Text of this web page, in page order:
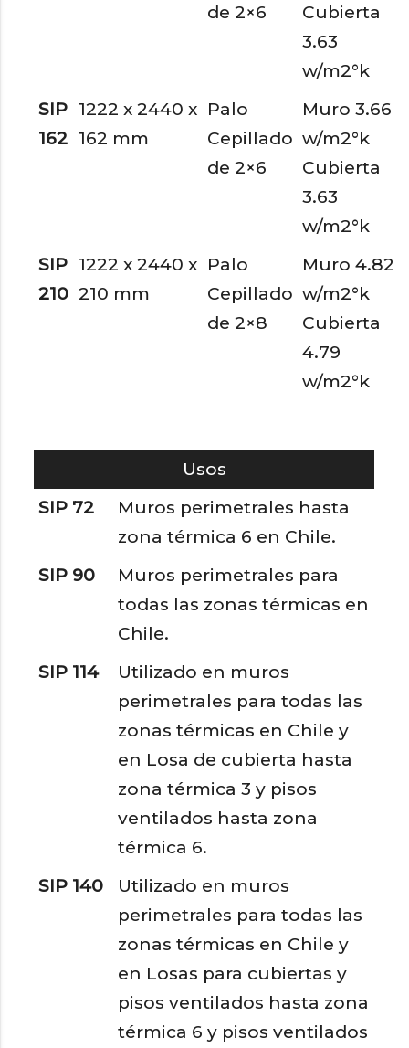
de 2×6
Cubierta
3.63
w/m2°k
SIP
162
1222 x 2440 x
162 mm
Palo
Cepillado
de 2×6
Muro 3.66
w/m2°k
Cubierta
3.63
w/m2°k
SIP
210
1222 x 2440 x
210 mm
Palo
Cepillado
de 2×8
Muro 4.82
w/m2°k
Cubierta
4.79
w/m2°k
Usos
SIP 72
Muros perimetrales hasta
zona térmica 6 en Chile.
SIP 90
Muros perimetrales para
todas las zonas térmicas en
Chile.
SIP 114
Utilizado en muros
perimetrales para todas las
zonas térmicas en Chile y
en Losa de cubierta hasta
zona térmica 3 y pisos
ventilados hasta zona
térmica 6.
SIP 140
Utilizado en muros
perimetrales para todas las
zonas térmicas en Chile y
en Losas para cubiertas y
pisos ventilados hasta zona
térmica 6 y pisos ventilados